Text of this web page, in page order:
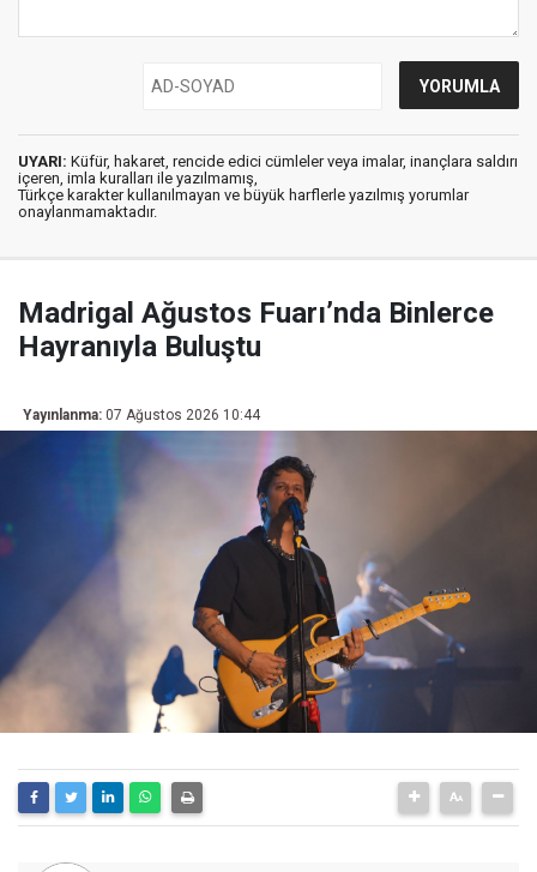
UYARI: Küfür, hakaret, rencide edici cümleler veya imalar, inançlara saldırı
içeren, imla kuralları ile yazılmamış,
Türkçe karakter kullanılmayan ve büyük harflerle yazılmış yorumlar
onaylanmamaktadır.
Madrigal Ağustos Fuarı’nda Binlerce
Hayranıyla Buluştu
Yayınlanma: 07 Ağustos 2026 10:44